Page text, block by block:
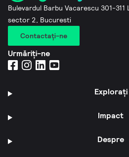
Bulevardul Barbu Vacarescu 301-311
sector 2, Bucuresti
Contactaţi-ne
Urmăriți-ne
Explorați
Impact
Despre